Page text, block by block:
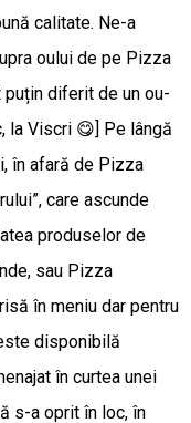
calitate. Ne-a
oului de pe Pizza
puțin diferit de un ou-
la Viscri 😋] Pe lângă
în afară de Pizza
care ascunde
produselor de
sau Pizza
în meniu dar pentru
disponibilă
în curtea unei
s-a oprit în loc, în